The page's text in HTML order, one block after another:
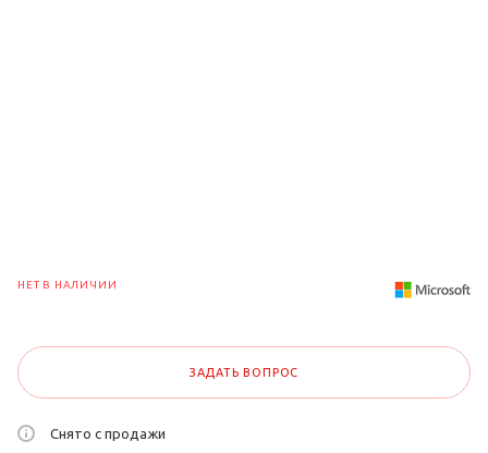
НЕТ В НАЛИЧИИ
ЗАДАТЬ ВОПРОС
Снято с продажи